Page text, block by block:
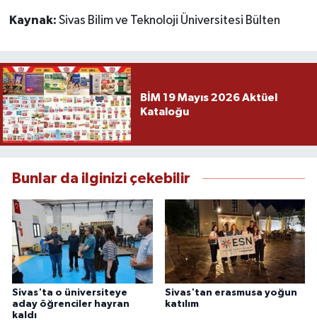
Kaynak: Sivas Bilim ve Teknoloji Üniversitesi Bülten
BİM 19 Mayıs 2026 Aktüel
Kataloğu
Bunlar da ilginizi çekebilir
Sivas'ta o üniversiteye
aday öğrenciler hayran
kaldı
Sivas'tan erasmusa yoğun
katılım